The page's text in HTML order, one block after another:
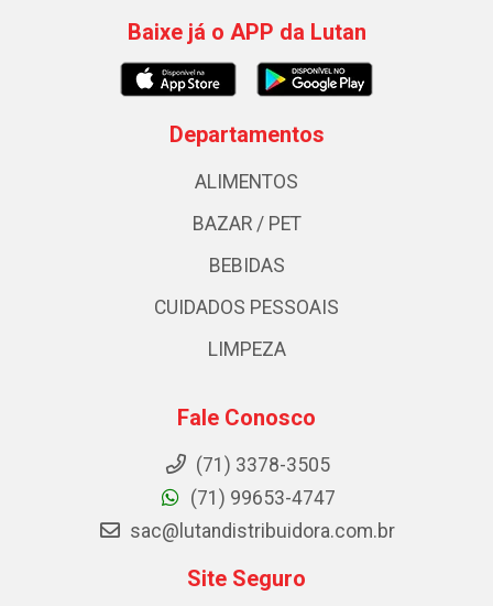
Baixe já o APP da Lutan
Departamentos
ALIMENTOS
BAZAR / PET
BEBIDAS
CUIDADOS PESSOAIS
LIMPEZA
Fale Conosco
(71) 3378-3505
(71) 99653-4747
sac@lutandistribuidora.com.br
Site Seguro